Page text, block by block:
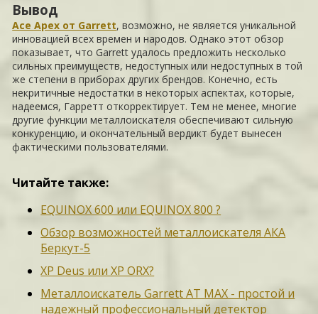
Вывод
Ace Apex от Garrett, возможно, не является уникальной
инновацией всех времен и народов. Однако этот обзор
показывает, что Garrett удалось предложить несколько
сильных преимуществ, недоступных или недоступных в той
же степени в приборах других брендов. Конечно, есть
некритичные недостатки в некоторых аспектах, которые,
надеемся, Гарретт откорректирует. Тем не менее, многие
другие функции металлоискателя обеспечивают сильную
конкуренцию, и окончательный вердикт будет вынесен
фактическими пользователями.
Читайте также:
EQUINOX 600 или EQUINOX 800 ?
Обзор возможностей металлоискателя АКА
Беркут-5
XP Deus или XP ORX?
Металлоискатель Garrett AT MAX - простой и
надежный профессиональный детектор